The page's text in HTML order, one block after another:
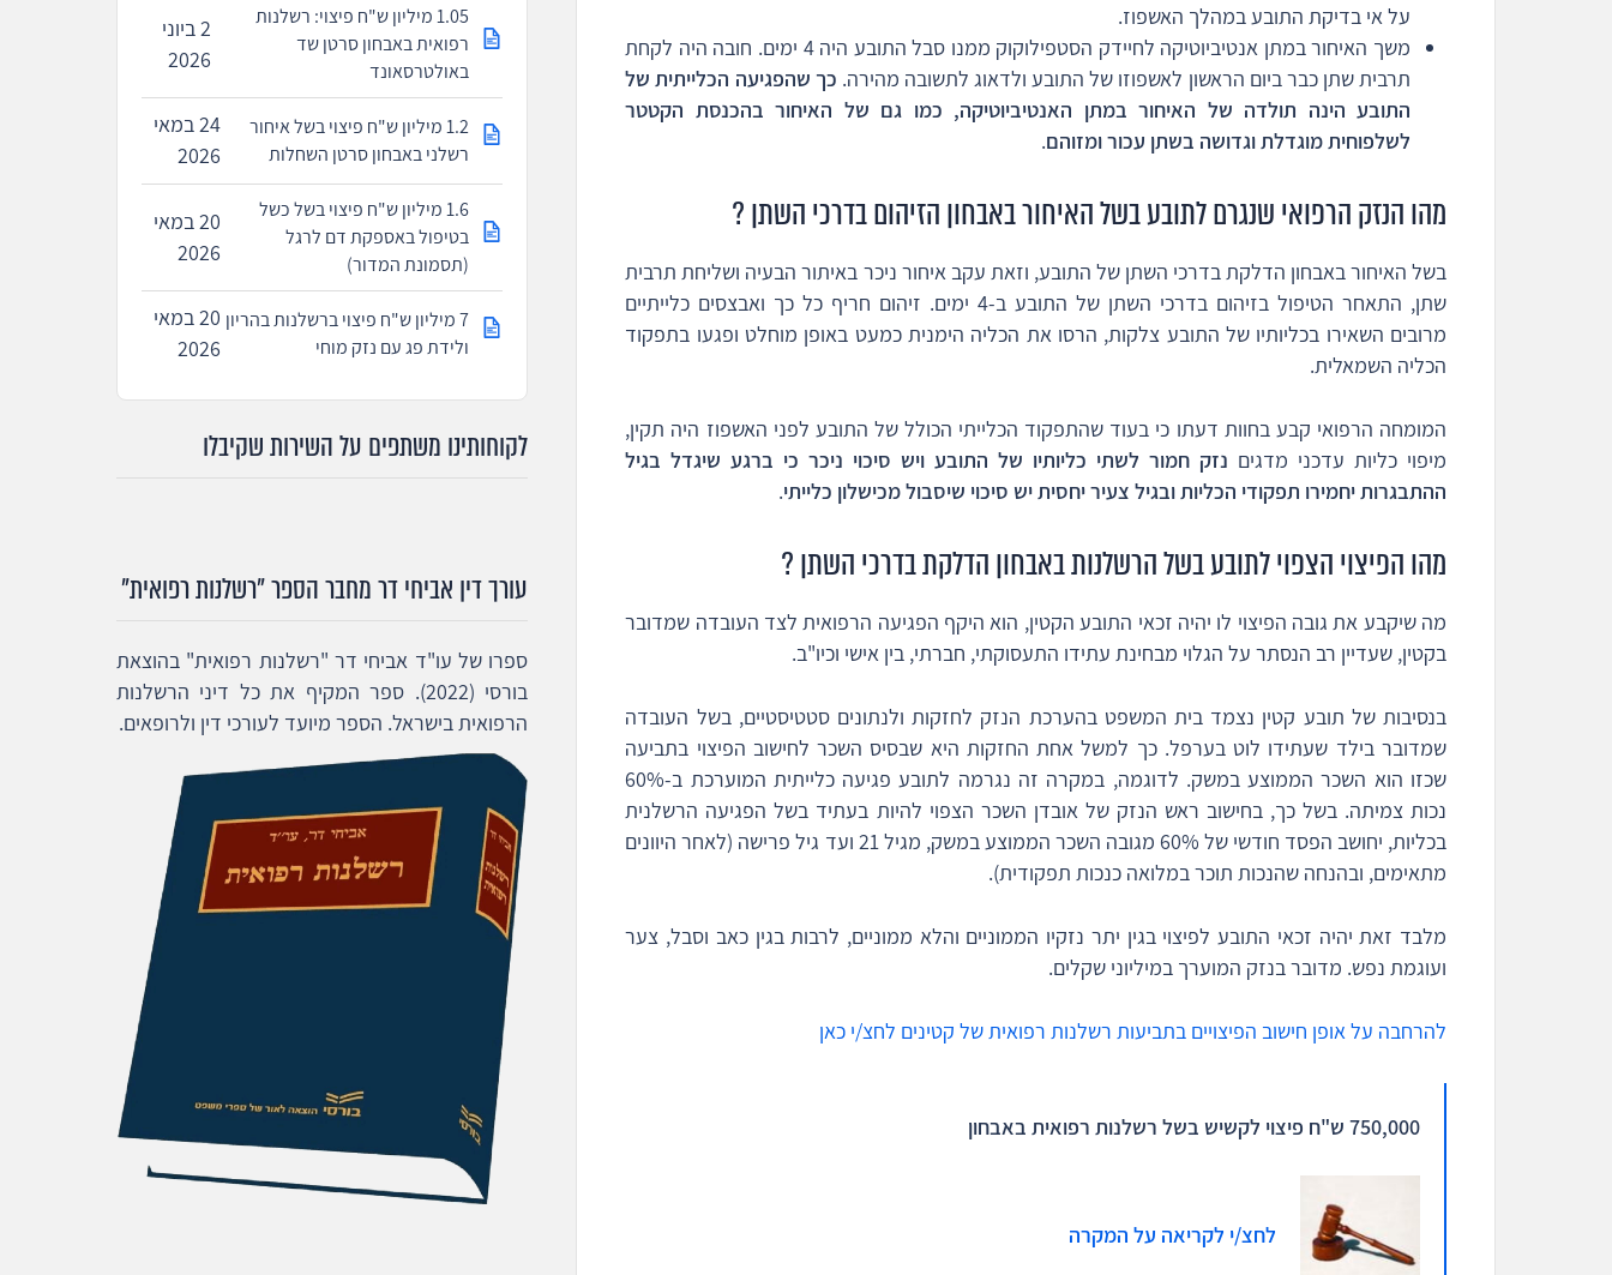
על אי בדיקת התובע במהלך האשפוז.
משך האיחור במתן אנטיביוטיקה לחיידק הסטפילוקוק ממנו סבל התובע היה 4 ימים. חובה היה לקחת
תרבית שתן כבר ביום הראשון לאשפוזו של התובע ולדאוג לתשובה מהירה. כך שהפגיעה הכלייתית של
התובע הינה תולדה של האיחור במתן האנטיביוטיקה, כמו גם של האיחור בהכנסת הקטטר
לשלפוחית מוגדלת וגדושה בשתן עכור ומזוהם.
מהו הנזק הרפואי שנגרם לתובע בשל האיחור באבחון הזיהום בדרכי השתן ?
בשל האיחור באבחון הדלקת בדרכי השתן של התובע, וזאת עקב איחור ניכר באיתור הבעיה ושליחת תרבית
שתן, התאחר הטיפול בזיהום בדרכי השתן של התובע ב-4 ימים. זיהום חריף כל כך ואבצסים כלייתיים
מרובים השאירו בכליותיו של התובע צלקות, הרסו את הכליה הימנית כמעט באופן מוחלט ופגעו בתפקוד
הכליה השמאלית.
המומחה הרפואי קבע בחוות דעתו כי בעוד שהתפקוד הכלייתי הכולל של התובע לפני האשפוז היה תקין,
מיפוי כליות עדכני מדגים נזק חמור לשתי כליותיו של התובע ויש סיכוי ניכר כי ברגע שיגדל בגיל
ההתבגרות יחמירו תפקודי הכליות ובגיל צעיר יחסית יש סיכוי שיסבול מכישלון כלייתי.
מהו הפיצוי הצפוי לתובע בשל הרשלנות באבחון הדלקת בדרכי השתן ?
מה שיקבע את גובה הפיצוי לו יהיה זכאי התובע הקטין, הוא היקף הפגיעה הרפואית לצד העובדה שמדובר
בקטין, שעדיין רב הנסתר על הגלוי מבחינת עתידו התעסוקתי, חברתי, בין אישי וכיו"ב.
בנסיבות של תובע קטין נצמד בית המשפט בהערכת הנזק לחזקות ולנתונים סטטיסטיים, בשל העובדה
שמדובר בילד שעתידו לוט בערפל. כך למשל אחת החזקות היא שבסיס השכר לחישוב הפיצוי בתביעה
שכזו הוא השכר הממוצע במשק. לדוגמה, במקרה זה נגרמה לתובע פגיעה כלייתית המוערכת ב-60%
נכות צמיתה. בשל כך, בחישוב ראש הנזק של אובדן השכר הצפוי להיות בעתיד בשל הפגיעה הרשלנית
בכליות, יחושב הפסד חודשי של 60% מגובה השכר הממוצע במשק, מגיל 21 ועד גיל פרישה (לאחר היוונים
מתאימים, ובהנחה שהנכות תוכר במלואה כנכות תפקודית).
מלבד זאת יהיה זכאי התובע לפיצוי בגין יתר נזקיו הממוניים והלא ממוניים, לרבות בגין כאב וסבל, צער
ועוגמת נפש. מדובר בנזק המוערך במיליוני שקלים.
להרחבה על אופן חישוב הפיצויים בתביעות רשלנות רפואית של קטינים לחצ/י כאן
750,000 ש"ח פיצוי לקשיש בשל רשלנות רפואית באבחון
לחצ/י לקריאה על המקרה
1.05 מיליון ש"ח פיצוי: רשלנות
רפואית באבחון סרטן שד
באולטרסאונד
2 ביוני
2026
1.2 מיליון ש"ח פיצוי בשל איחור
רשלני באבחון סרטן השחלות
24 במאי
2026
1.6 מיליון ש"ח פיצוי בשל כשל
בטיפול באספקת דם לרגל
(תסמונת המדור)
20 במאי
2026
7 מיליון ש"ח פיצוי ברשלנות בהריון
ולידת פג עם נזק מוחי
20 במאי
2026
לקוחותינו משתפים על השירות שקיבלו
עורך דין אביחי דר מחבר הספר "רשלנות רפואית"
ספרו של עו"ד אביחי דר "רשלנות רפואית" בהוצאת
בורסי (2022). ספר המקיף את כל דיני הרשלנות
הרפואית בישראל. הספר מיועד לעורכי דין ולרופאים.